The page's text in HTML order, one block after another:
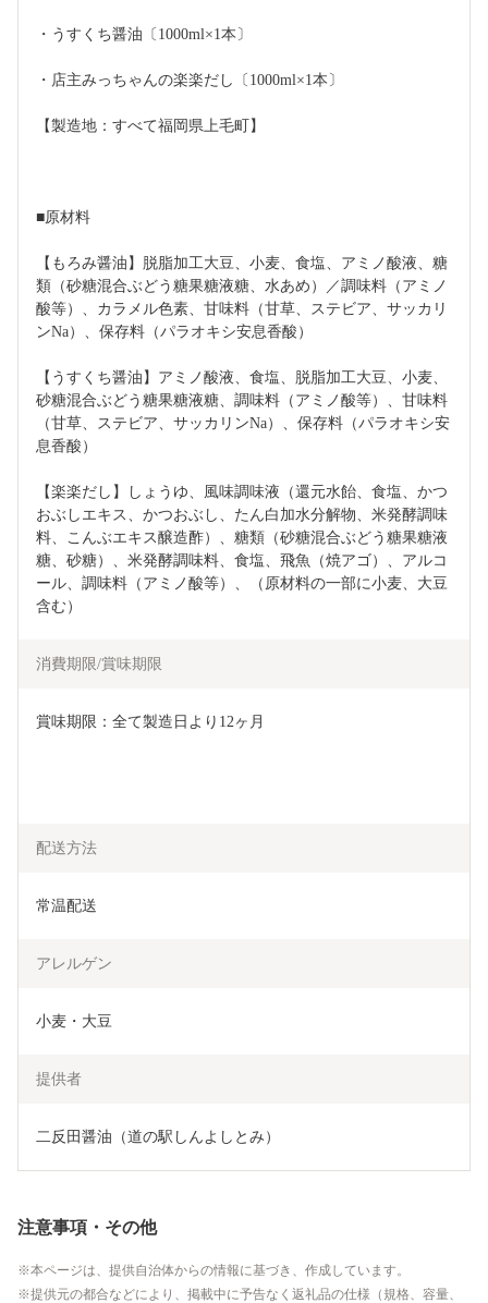
・うすくち醤油〔1000ml×1本〕
・店主みっちゃんの楽楽だし〔1000ml×1本〕
【製造地：すべて福岡県上毛町】
■原材料
【もろみ醤油】脱脂加工大豆、小麦、食塩、アミノ酸液、糖
類（砂糖混合ぶどう糖果糖液糖、水あめ）／調味料（アミノ
酸等）、カラメル色素、甘味料（甘草、ステビア、サッカリ
ンNa）、保存料（パラオキシ安息香酸）
【うすくち醤油】アミノ酸液、食塩、脱脂加工大豆、小麦、
砂糖混合ぶどう糖果糖液糖、調味料（アミノ酸等）、甘味料
（甘草、ステビア、サッカリンNa）、保存料（パラオキシ安
息香酸）
【楽楽だし】しょうゆ、風味調味液（還元水飴、食塩、かつ
おぶしエキス、かつおぶし、たん白加水分解物、米発酵調味
料、こんぶエキス醸造酢）、糖類（砂糖混合ぶどう糖果糖液
糖、砂糖）、米発酵調味料、食塩、飛魚（焼アゴ）、アルコ
ール、調味料（アミノ酸等）、（原材料の一部に小麦、大豆
含む）
消費期限/賞味期限
賞味期限：全て製造日より12ヶ月
配送方法
常温配送
アレルゲン
小麦・大豆
提供者
二反田醤油（道の駅しんよしとみ）
注意事項・その他
本ページは、提供自治体からの情報に基づき、作成しています。
提供元の都合などにより、掲載中に予告なく返礼品の仕様（規格、容量、